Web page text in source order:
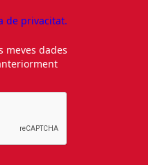
de privacitat.
meves dades